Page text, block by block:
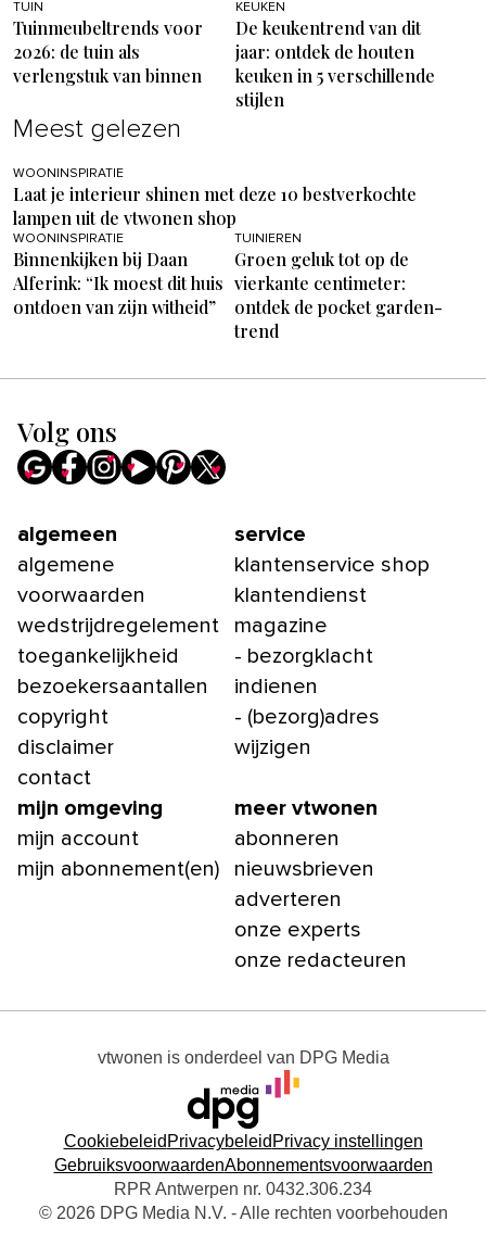
TUIN
Tuinmeubeltrends voor
2026: de tuin als
verlengstuk van binnen
KEUKEN
De keukentrend van dit
jaar: ontdek de houten
keuken in 5 verschillende
stijlen
Meest gelezen
WOONINSPIRATIE
Laat je interieur shinen met deze 10 bestverkochte
lampen uit de vtwonen shop
WOONINSPIRATIE
Binnenkijken bij Daan
Alferink: “Ik moest dit huis
ontdoen van zijn witheid”
TUINIEREN
Groen geluk tot op de
vierkante centimeter:
ontdek de pocket garden-
trend
Volg ons
algemeen
algemene
voorwaarden
wedstrijdregelement
toegankelijkheid
bezoekersaantallen
copyright
disclaimer
contact
service
klantenservice shop
klantendienst
magazine
- bezorgklacht
indienen
- (bezorg)adres
wijzigen
mijn omgeving
mijn account
mijn abonnement(en)
meer vtwonen
abonneren
nieuwsbrieven
adverteren
onze experts
onze redacteuren
vtwonen is onderdeel van DPG Media
Cookiebeleid Privacybeleid Privacy instellingen
GebruiksvoorwaardenAbonnementsvoorwaarden
RPR Antwerpen nr. 0432.306.234
© 2026 DPG Media N.V. - Alle rechten voorbehouden